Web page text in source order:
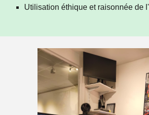
Utilisation éthique et raisonnée de